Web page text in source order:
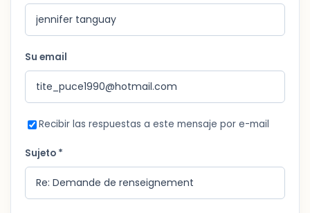
Su email
Recibir las respuestas a este mensaje por e-mail
Sujeto *